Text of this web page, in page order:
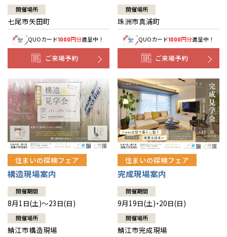
開催場所
七尾市矢田町
QUOカード1000円分進呈中！
ご来場予約
開催場所
珠洲市真浦町
QUOカード1000円分進呈中！
ご来場予約
住まいの探検フェア
構造現場案内
開催期間
8月1日(土)～23日(日)
開催場所
鯖江市構造現場
住まいの探検フェア
完成現場案内
開催期間
9月19日(土)・20日(日)
開催場所
鯖江市完成現場